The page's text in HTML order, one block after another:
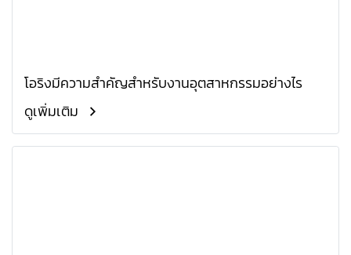
โอริงมีความสำคัญสำหรับงานอุตสาหกรรมอย่างไร
ดูเพิ่มเติม